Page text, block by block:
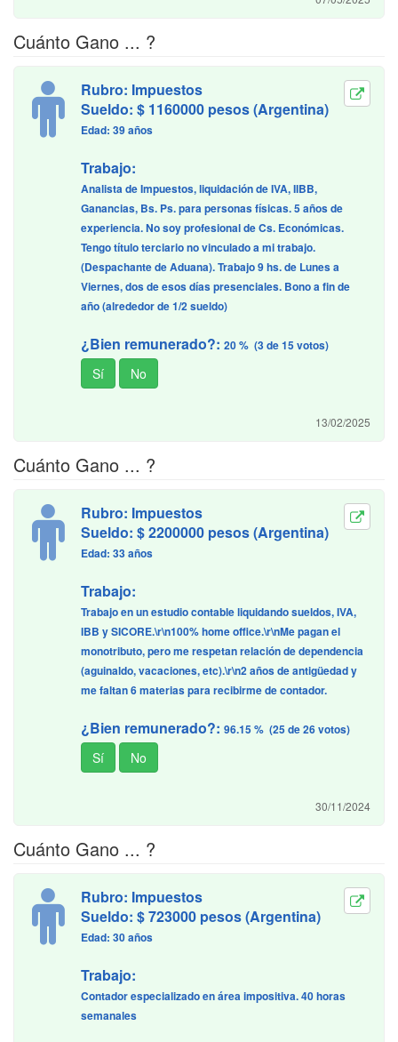
Cuánto Gano ... ?
Rubro: Impuestos
Sueldo: $ 1160000 pesos (Argentina)
Edad: 39 años
Trabajo:
Analista de Impuestos, liquidación de IVA, IIBB,
Ganancias, Bs. Ps. para personas físicas. 5 años de
experiencia. No soy profesional de Cs. Económicas.
Tengo título terciario no vinculado a mi trabajo.
(Despachante de Aduana). Trabajo 9 hs. de Lunes a
Viernes, dos de esos días presenciales. Bono a fin de
año (alrededor de 1/2 sueldo)
¿Bien remunerado?: 20 % (3 de 15 votos)
13/02/2025
Cuánto Gano ... ?
Rubro: Impuestos
Sueldo: $ 2200000 pesos (Argentina)
Edad: 33 años
Trabajo:
Trabajo en un estudio contable liquidando sueldos, IVA,
IBB y SICORE.\r\n100% home office.\r\nMe pagan el
monotributo, pero me respetan relación de dependencia
(aguinaldo, vacaciones, etc).\r\n2 años de antigüedad y
me faltan 6 materias para recibirme de contador.
¿Bien remunerado?: 96.15 % (25 de 26 votos)
30/11/2024
Cuánto Gano ... ?
Rubro: Impuestos
Sueldo: $ 723000 pesos (Argentina)
Edad: 30 años
Trabajo:
Contador especializado en área impositiva. 40 horas
semanales